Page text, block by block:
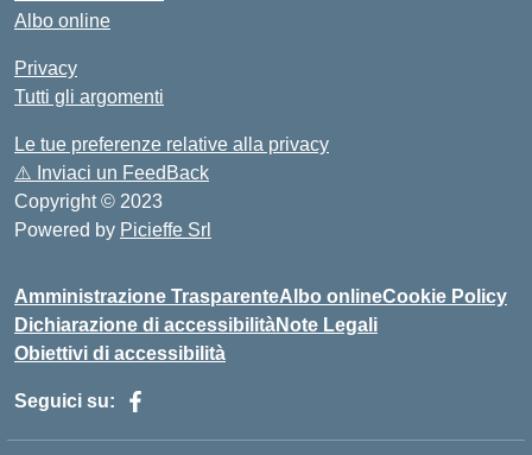
Albo online
Privacy
Tutti gli argomenti
Le tue preferenze relative alla privacy
⚠️ Inviaci un FeedBack
Copyright © 2023
Powered by Picieffe Srl
Amministrazione TrasparenteAlbo onlineCookie Policy
Dichiarazione di accessibilitàNote Legali
Obiettivi di accessibilità
Seguici su: